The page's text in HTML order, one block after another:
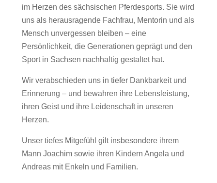
im Herzen des sächsischen Pferdesports. Sie wird
uns als herausragende Fachfrau, Mentorin und als
Mensch unvergessen bleiben – eine
Persönlichkeit, die Generationen geprägt und den
Sport in Sachsen nachhaltig gestaltet hat.
Wir verabschieden uns in tiefer Dankbarkeit und
Erinnerung – und bewahren ihre Lebensleistung,
ihren Geist und ihre Leidenschaft in unseren
Herzen.
Unser tiefes Mitgefühl gilt insbesondere ihrem
Mann Joachim sowie ihren Kindern Angela und
Andreas mit Enkeln und Familien.